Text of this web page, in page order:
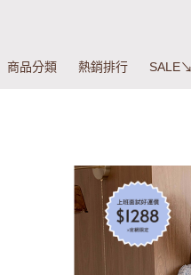
商品分類 熱銷排行